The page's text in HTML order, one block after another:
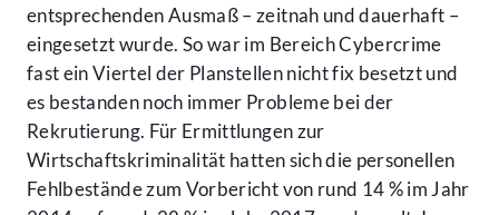
entsprechenden Ausmaß – zeitnah und dauerhaft –
eingesetzt wurde. So war im Bereich Cybercrime
fast ein Viertel der Planstellen nicht fix besetzt und
es bestanden noch immer Probleme bei der
Rekrutierung. Für Ermittlungen zur
Wirtschaftskriminalität hatten sich die personellen
Fehlbestände zum Vorbericht von rund 14 % im Jahr